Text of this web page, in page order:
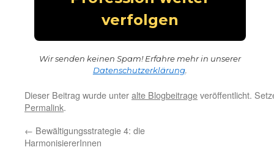
Wir senden keinen Spam! Erfahre mehr in unserer
Datenschutzerklärung.
Dieser Beitrag wurde unteralte Blogbeitrageveröffentlicht.
Permalink.
← Bewältigungsstrategie 4: die
HarmonisiererInnen